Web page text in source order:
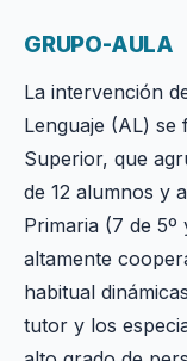
GRUPO-AULA
La intervención
Lenguaje (AL) se
Superior, que
de 12 alumnos y
Primaria (7 de 5º
altamente
habitual
tutor y los